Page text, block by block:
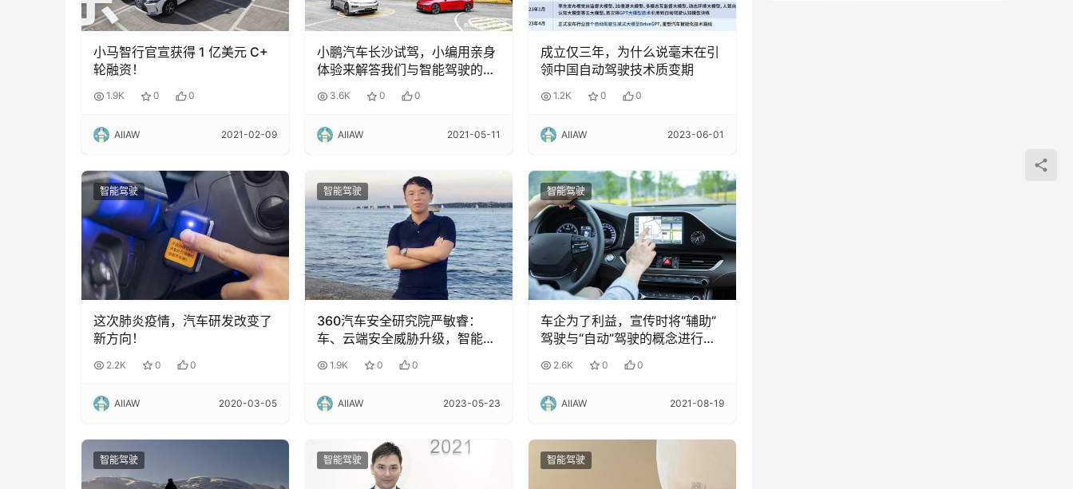
小马智行官宣获得 1 亿美元 C+
轮融资！
1.9K 0 0
AIIAW 2021-02-09
小鹏汽车长沙试驾，小编用亲身
体验来解答我们与智能驾驶的距
3.6K 0 0
AIIAW 2021-05-11
成立仅三年，为什么说毫末在引
领中国自动驾驶技术质变期
1.2K 0 0
AIIAW 2023-06-01
智能驾驶
这次肺炎疫情，汽车研发改变了
新方向！
2.2K 0 0
AIIAW 2020-03-05
智能驾驶
360汽车安全研究院严敏睿：
车、云端安全威胁升级，智能网
联汽车厂商安全责任变重
1.9K 0 0
AIIAW 2023-05-23
智能驾驶
车企为了利益，宣传时将“辅助”
驾驶与“自动”驾驶的概念进行混
2.6K 0 0
AIIAW 2021-08-19
智能驾驶 智能驾驶 智能驾驶